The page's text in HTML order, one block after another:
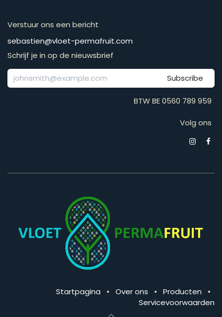
Verstuur ons een bericht
​​​​​​​​​​​​​​​​​​​​​​​​​​​​s​e​b​a​s​t​i​e​n​@​v​l​o​e​t​-​p​e​r​m​a​f​r​u​it​.​c​o​m
Schrijf je in op de nieuwsbrief
Subscribe
BTW BE 0560 789 959
Volg ons
Startpagina • Over ons • Producten
•
Servicevoorwaarden